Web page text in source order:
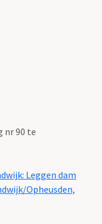
nr 90 te
Leggen dam
Opheusden,